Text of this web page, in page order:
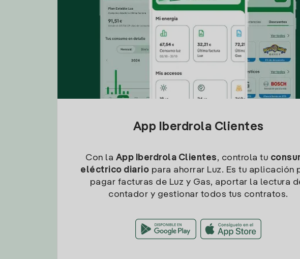
App Iberdrola Clientes
Con la App Iberdrola Clientes, controla tu
eléctrico diario para ahorrar Luz. Es tu aplicación
pagar facturas de Luz y Gas, aportar la lectura
contador y gestionar todos tus contratos.